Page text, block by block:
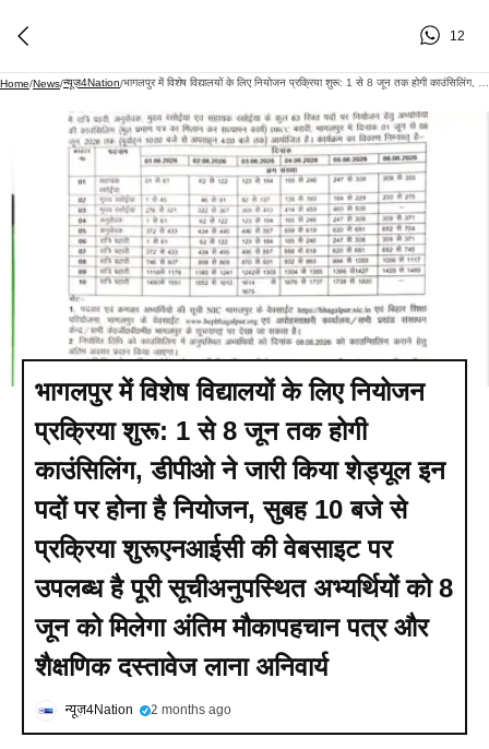
12
Home/News/न्यूज़4Nation/
भागलपुर में विशेष विद्यालयों के लिए नियोजन
प्रक्रिया शुरू: 1 से 8 जून तक होगी
काउंसिलिंग, डीपीओ ने जारी किया शेड्यूल इन
पदों पर होना है नियोजन, सुबह 10 बजे से
प्रक्रिया शुरूएनआईसी की वेबसाइट पर
उपलब्ध है पूरी सूचीअनुपस्थित अभ्यर्थियों को 8
जून को मिलेगा अंतिम मौकापहचान पत्र और
शैक्षणिक दस्तावेज लाना अनिवार्य
न्यूज़4Nation 2 months ago